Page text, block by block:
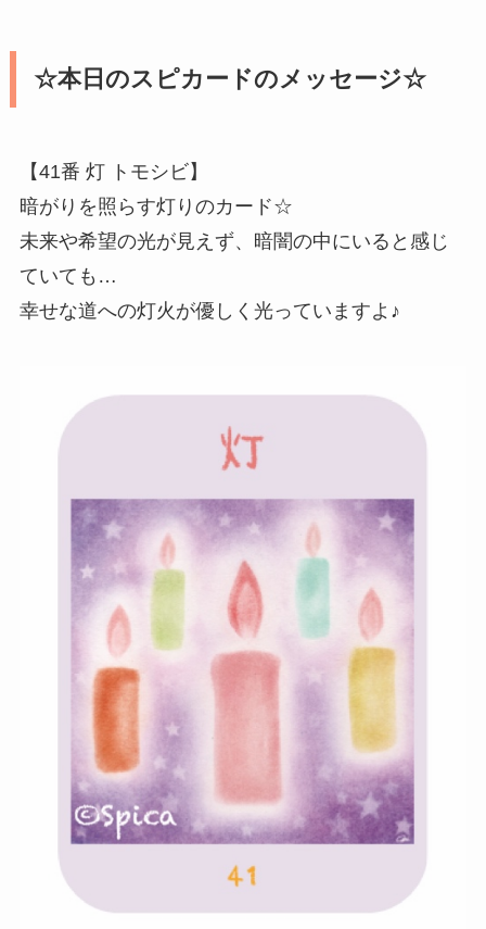
☆本日のスピカードのメッセージ☆
【41番 灯 トモシビ】
暗がりを照らす灯りのカード☆
未来や希望の光が見えず、暗闇の中にいると感じ
ていても…
幸せな道への灯火が優しく光っていますよ♪